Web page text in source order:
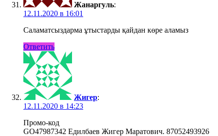
Жанаргуль:
12.11.2020 в 16:01
Саламатсыздарма ұтыстарды қайдан көре аламыз
Ответить
Жигер:
12.11.2020 в 14:23
Промо-код
GO47987342 Едилбаев Жигер Маратович. 87052493926